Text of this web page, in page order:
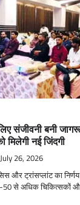
संजीवनी बनी
मिलेगी नई जिंदगी
July 26, 2026
और ट्रांसप्लांट का
से अधिक चिकित्सकों और